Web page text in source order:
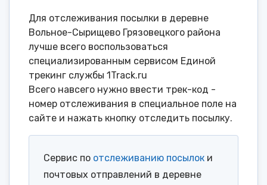
Для отслеживания посылки в деревне
Вольное-Сырищево Грязовецкого района
лучше всего воспользоваться
специализированным сервисом Единой
трекинг службы 1Track.ru
Всего навсего нужно ввести трек-код -
номер отслеживания в специальное поле на
сайте и нажать кнопку отследить посылку.
Сервис по отслеживанию посылок и
почтовых отправлений в деревне